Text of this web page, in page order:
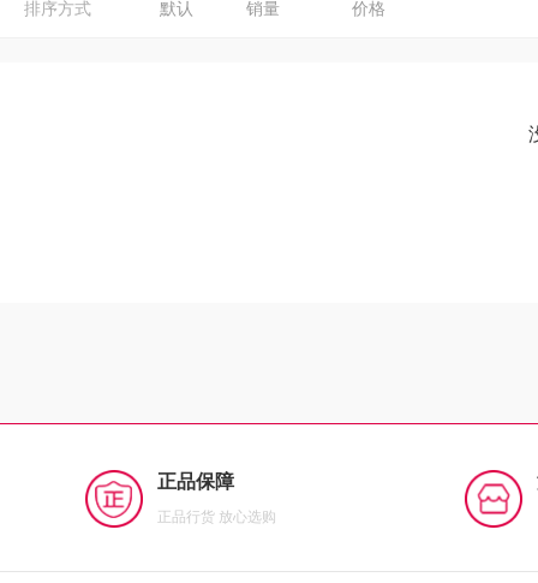
排序方式 默认 销量 价格
正品保障
正品行货 放心选购